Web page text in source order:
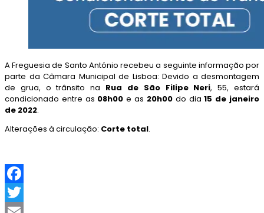
A Freguesia de Santo António recebeu a seguinte informação por
parte da Câmara Municipal de Lisboa: Devido a desmontagem
de grua, o trânsito na Rua de São Filipe Neri, 55, estará
condicionado entre as 08h00 e as 20h00do dia15 de janeiro
de 2022.
Alterações à circulação: Corte total.
F